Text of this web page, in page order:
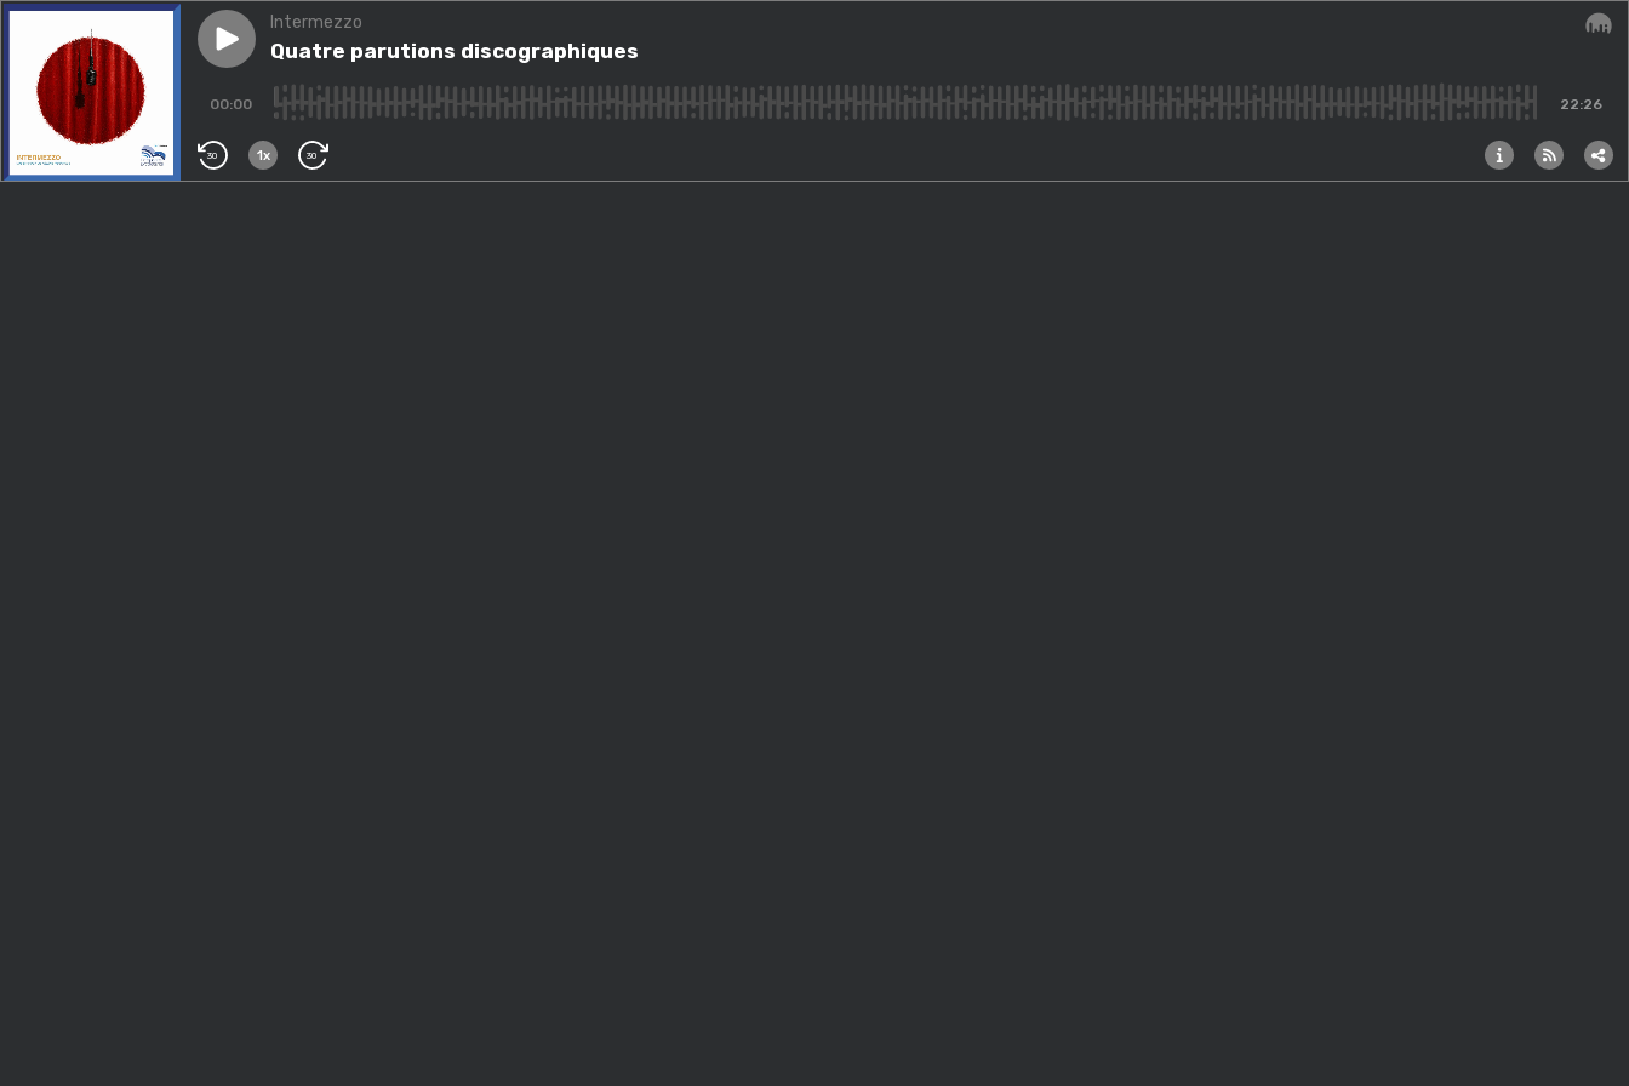
Play episodeQuatre parutions discographiques
Intermezzo
Quatre parutions discographiques
00:00 22:26
30 1x 30